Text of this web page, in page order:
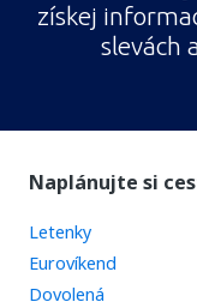
získej
slevách
Naplánujte si
Letenky
Eurovíkend
Dovolená